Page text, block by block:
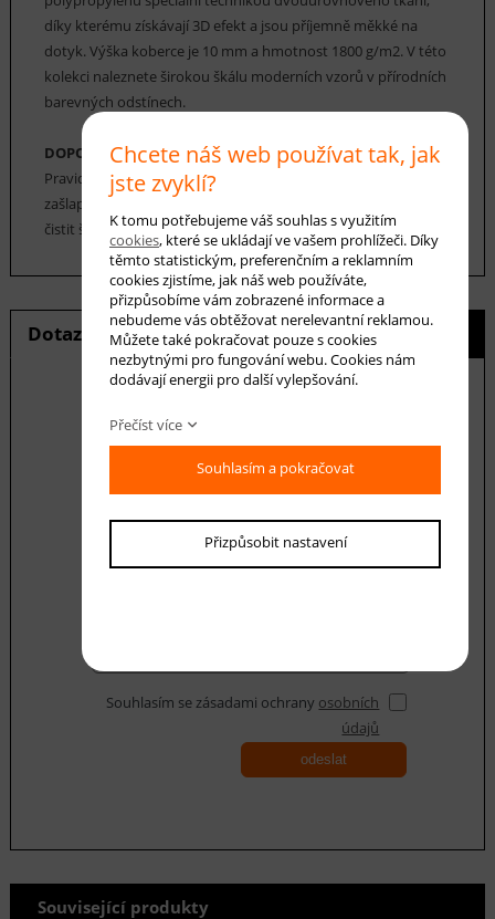
díky kterému získávají 3D efekt a jsou příjemně měkké na
dotyk. Výška koberce je 10 mm a hmotnost 1800 g/m2. V této
kolekci naleznete širokou škálu moderních vzorů v přírodních
barevných odstínech.
DOPORUČENÁ ÚDRŽBA:
Pravidelné vysávání nečistot z koberce, aby se zabránilo jejich
zašlapání do koberce. Cca jednou za 12-18 měsíců je možné
čistit šamponováním.
Dotaz na produkt Hlídání ceny
E-mail *
Váš dotaz
Souhlasím se zásadami ochrany osobních
údajů
odeslat
Související produkty
Chcete náš web používat tak, jak
jste zvyklí?
K tomu potřebujeme váš souhlas s využitím
cookies, které se ukládají ve vašem prohlížeči. Díky
těmto statistickým, preferenčním a reklamním
cookies zjistíme, jak náš web používáte,
přizpůsobíme vám zobrazené informace a
nebudeme vás obtěžovat nerelevantní reklamou.
Můžete také pokračovat pouze s cookies
nezbytnými pro fungování webu. Cookies nám
dodávají energii pro další vylepšování.
Přečíst více
Souhlasím a pokračovat
Přizpůsobit nastavení